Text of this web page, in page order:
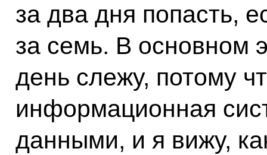
за два дня попасть,
за семь. В основном
день слежу, потому
информационная
данными, и я вижу,